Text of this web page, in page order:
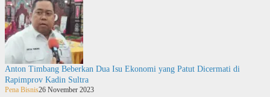
Anton Timbang Beberkan Dua Isu Ekonomi yang Patut Dicermati di
Rapimprov Kadin Sultra
Pena Bisnis26 November 2023